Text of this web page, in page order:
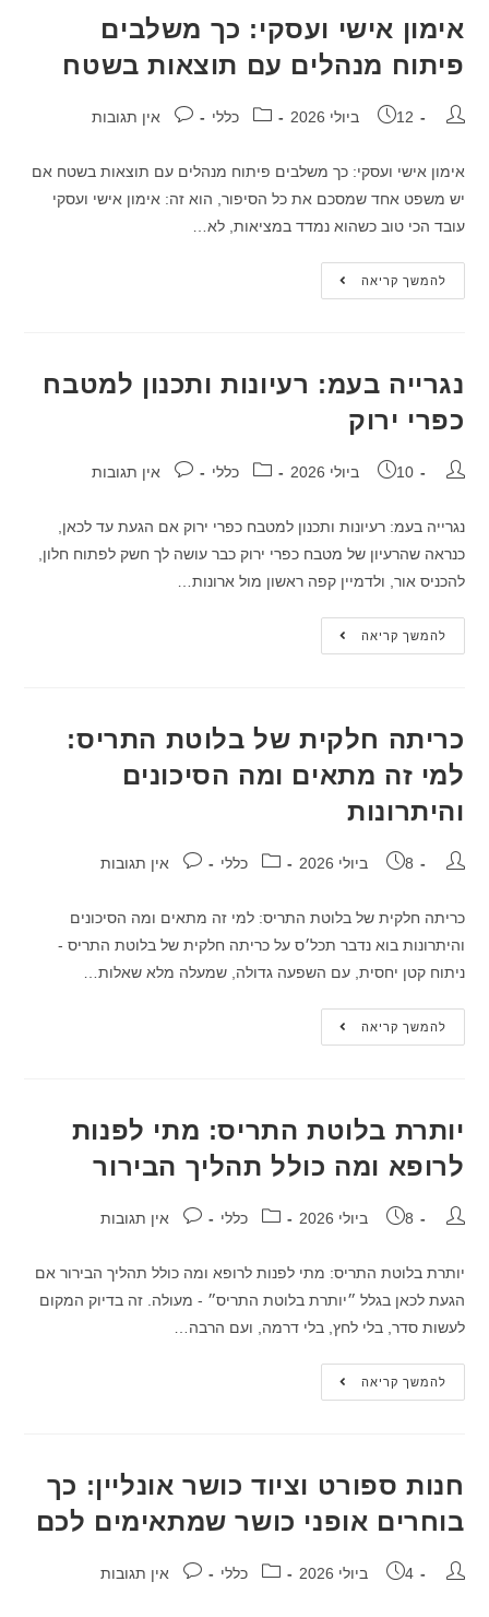
אימון אישי ועסקי: כך משלבים
פיתוח מנהלים עם תוצאות בשטח
12 ביולי 2026 כללי אין תגובות
אימון אישי ועסקי: כך משלבים פיתוח מנהלים עם תוצאות בשטח אם
יש משפט אחד שמסכם את כל הסיפור, הוא זה: אימון אישי ועסקי
עובד הכי טוב כשהוא נמדד במציאות, לא…
להמשך קריאה
נגרייה בעמ: רעיונות ותכנון למטבח
כפרי ירוק
10 ביולי 2026 כללי אין תגובות
נגרייה בעמ: רעיונות ותכנון למטבח כפרי ירוק אם הגעת עד לכאן,
כנראה שהרעיון של מטבח כפרי ירוק כבר עושה לך חשק לפתוח חלון,
להכניס אור, ולדמיין קפה ראשון מול ארונות…
להמשך קריאה
כריתה חלקית של בלוטת התריס:
למי זה מתאים ומה הסיכונים
והיתרונות
8 ביולי 2026 כללי אין תגובות
כריתה חלקית של בלוטת התריס: למי זה מתאים ומה הסיכונים
והיתרונות בוא נדבר תכל׳ס על כריתה חלקית של בלוטת התריס -
ניתוח קטן יחסית, עם השפעה גדולה, שמעלה מלא שאלות…
להמשך קריאה
יותרת בלוטת התריס: מתי לפנות
לרופא ומה כולל תהליך הבירור
8 ביולי 2026 כללי אין תגובות
יותרת בלוטת התריס: מתי לפנות לרופא ומה כולל תהליך הבירור אם
הגעת לכאן בגלל ״יותרת בלוטת התריס״ - מעולה. זה בדיוק המקום
לעשות סדר, בלי לחץ, בלי דרמה, ועם הרבה…
להמשך קריאה
חנות ספורט וציוד כושר אונליין: כך
בוחרים אופני כושר שמתאימים לכם
4 ביולי 2026 כללי אין תגובות